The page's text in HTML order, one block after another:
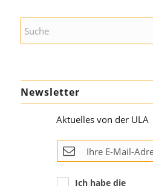
Newsletter
Aktuelles von der ULA
Ich habe die